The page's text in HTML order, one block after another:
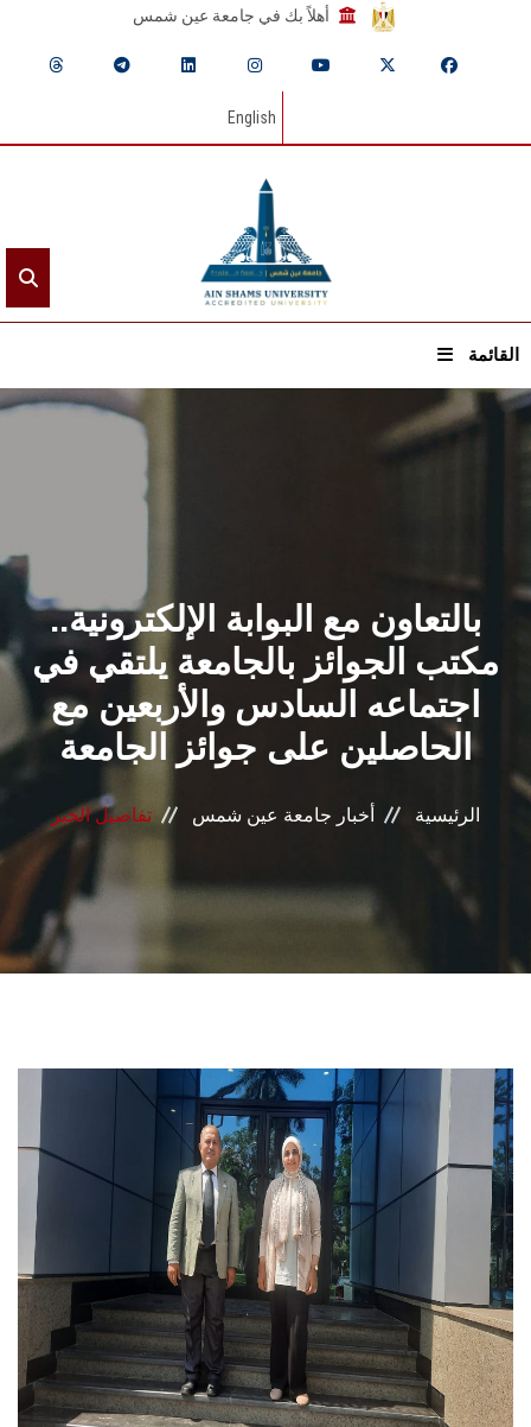
أهلاً بك في جامعة عين شمس
English
القائمة
القطاعـات
الشئون الأكاديمية
البحث العلمي
الرعاية الصحية
المراكز والوحدات
الأنظمة الذكية
الإعلام
الطلاب
هيئة التدريس
الدراسات العليا
الخريجين
الموظفون
الزائـرون
بالتعاون مع البوابة الإلكترونية..
مكتب الجوائز بالجامعة يلتقي في
اجتماعه السادس والأربعين مع
الحاصلين على جوائز الجامعة
الرئيسية أخبار جامعة عين شمس تفاصيل الخبر